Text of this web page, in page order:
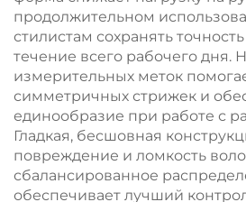
продолжительном
стилистам сохранять
течение всего рабочего дня.
измерительных меток
симметричных стрижек и
единообразие при работе с
Гладкая, бесшовная
повреждение и ломкость
сбалансированное
обеспечивает лучший